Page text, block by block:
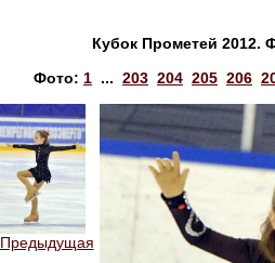
Кубок Прометей 2012.
Фото: 1 ... 203 204 205 206
Предыдущая